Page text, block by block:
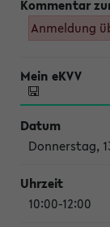
Anmeldung
Donnerstag,
10:00-12:00